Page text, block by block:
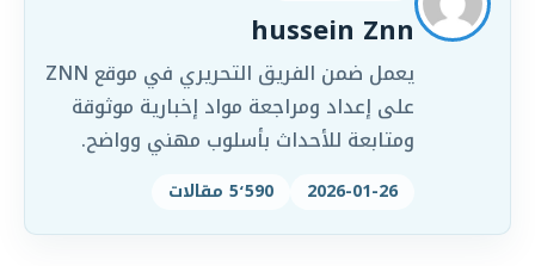
hussein Znn
يعمل ضمن الفريق التحريري في موقع ZNN
على إعداد ومراجعة مواد إخبارية موثوقة
ومتابعة للأحداث بأسلوب مهني وواضح.
2026-01-26 5٬590 مقالات